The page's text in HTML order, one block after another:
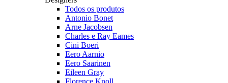
Todos os produtos
Antonio Bonet
Arne Jacobsen
Charles e Ray Eames
Cini Boeri
Eero Aarnio
Eero Saarinen
Eileen Gray
Florence Knoll